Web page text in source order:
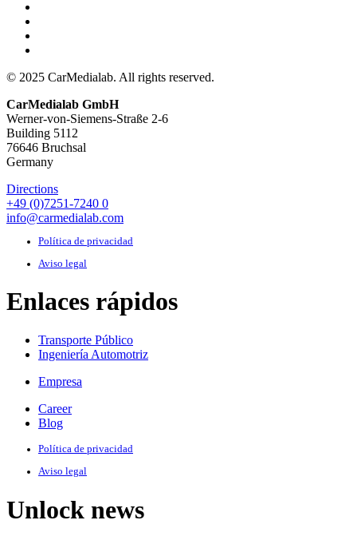
© 2025 CarMedialab. All rights reserved.
CarMedialab GmbH
Werner-von-Siemens-Straße 2-6
Building 5112
76646 Bruchsal
Germany
Directions
+49 (0)7251-7240 0
info@carmedialab.com
Política de privacidad
Aviso legal
Enlaces rápidos
Transporte Público
Ingeniería Automotriz
Empresa
Career
Blog
Política de privacidad
Aviso legal
Unlock news